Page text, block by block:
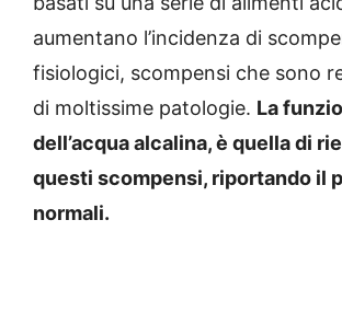
aumentano l’incidenza di
fisiologici, scompensi che sono
di moltissime patologie. La
dell’acqua alcalina, è quella di
questi scompensi, riportando il
normali.